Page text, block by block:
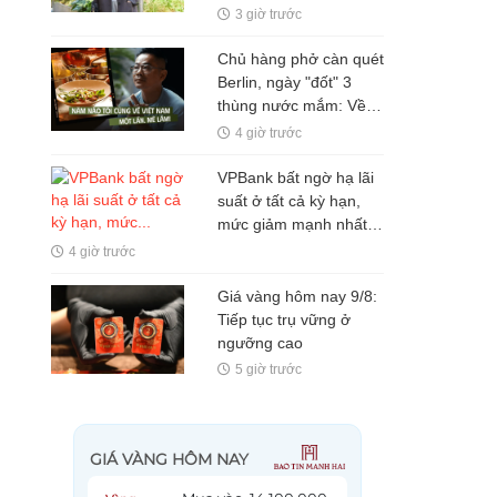
lời khuyên nguy hiểm
3 giờ trước
Chủ hàng phở càn quét
Berlin, ngày "đốt" 3
thùng nước mắm: Về
Việt Nam như cá gặp
4 giờ trước
VPBank bất ngờ hạ lãi
suất ở tất cả kỳ hạn,
mức giảm mạnh nhất
4 giờ trước
Giá vàng hôm nay 9/8:
Tiếp tục trụ vững ở
ngưỡng cao
5 giờ trước